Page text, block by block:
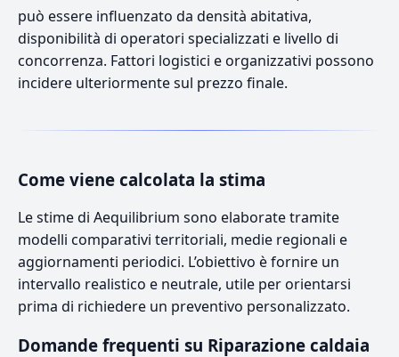
può essere influenzato da densità abitativa,
disponibilità di operatori specializzati e livello di
concorrenza. Fattori logistici e organizzativi possono
incidere ulteriormente sul prezzo finale.
Come viene calcolata la stima
Le stime di Aequilibrium sono elaborate tramite
modelli comparativi territoriali, medie regionali e
aggiornamenti periodici. L’obiettivo è fornire un
intervallo realistico e neutrale, utile per orientarsi
prima di richiedere un preventivo personalizzato.
Domande frequenti su Riparazione caldaia